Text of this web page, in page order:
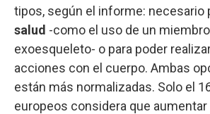
tipos, según el informe: necesario
salud -como el uso de un
exoesqueleto- o para poder
acciones con el cuerpo. Ambas
están más normalizadas. Solo el
europeos considera que aumentar